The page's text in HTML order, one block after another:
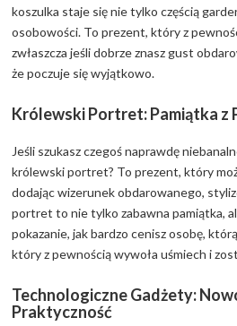
koszulka staje się nie tylko częścią
osobowości. To prezent, który z
zwłaszcza jeśli dobrze znasz gust
że poczuje się wyjątkowo.
Królewski Portret: Pamiątka z
Jeśli szukasz czegoś naprawdę
królewski portret? To prezent, który
dodając wizerunek obdarowanego,
portret to nie tylko zabawna pamiątka,
pokazanie, jak bardzo cenisz osobę,
który z pewnością wywoła uśmiech i
Technologiczne Gadżety:
Praktyczność